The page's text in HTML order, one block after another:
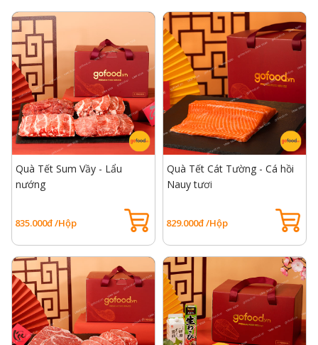
Quà Tết Sum Vầy - Lẩu
nướng
835.000đ /Hộp
Quà Tết Cát Tường - Cá hồi
Nauy tươi
829.000đ /Hộp